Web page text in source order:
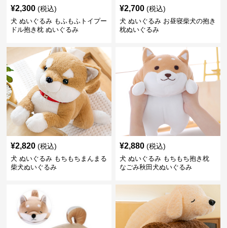
¥2,300 (税込)
犬 ぬいぐるみ もふもふトイプー
ドル抱き枕 ぬいぐるみ
¥2,700 (税込)
犬 ぬいぐるみ お昼寝柴犬の抱き
枕ぬいぐるみ
¥2,820 (税込)
犬 ぬいぐるみ もちもちまんまる
柴犬ぬいぐるみ
¥2,880 (税込)
犬 ぬいぐるみ もちもち抱き枕
なごみ秋田犬ぬいぐるみ